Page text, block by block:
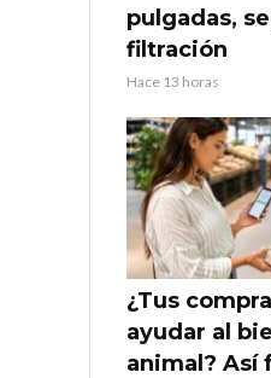
pulgadas,
filtración
Hace 13 horas
¿Tus
ayudar al
animal? Así